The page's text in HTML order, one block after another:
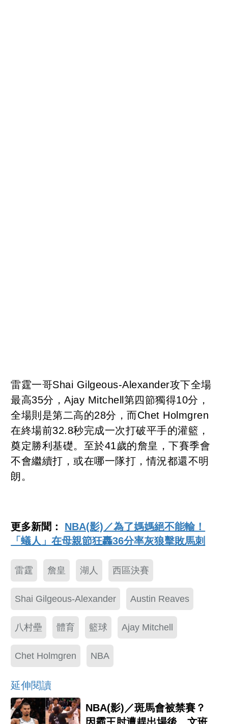
雷霆一哥Shai Gilgeous-Alexander攻下全場
最高35分，Ajay Mitchell第四節獨得10分，
全場則是第二高的28分，而Chet Holmgren
在終場前32.8秒完成一次打破平手的灌籃，
奠定勝利基礎。至於41歲的詹皇，下賽季會
不會繼續打，或在哪一隊打，情況都還不明
朗。
更多新聞： NBA(影)／為了媽媽絕不能輸！
「蟻人」在母親節狂轟36分率灰狼擊敗馬刺
雷霆 詹皇 湖人 西區決賽
Shai Gilgeous-Alexander Austin Reaves
八村壘 體育 籃球 Ajay Mitchell
Chet Holmgren NBA
延伸閱讀
NBA(影)／斑馬會被禁賽？